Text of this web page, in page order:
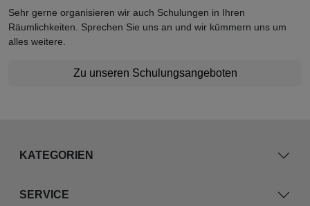
Sehr gerne organisieren wir auch Schulungen in Ihren
Räumlichkeiten. Sprechen Sie uns an und wir kümmern uns um
alles weitere.
Zu unseren Schulungsangeboten
KATEGORIEN
SERVICE